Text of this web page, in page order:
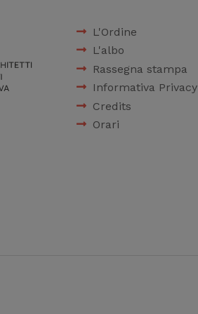
L'Ordine
L'albo
Rassegna stampa
Informativa Privacy
Credits
Orari